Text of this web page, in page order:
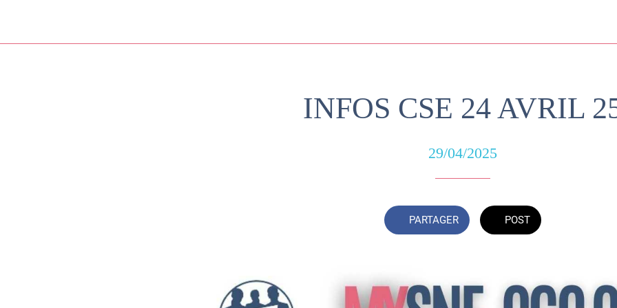
INFOS CSE 24 AVRIL
29/04/2025
PARTAGER POST